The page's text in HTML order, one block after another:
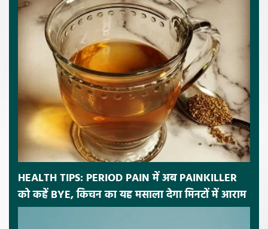
HEALTH TIPS: PERIOD PAIN में अब PAINKILLER
को कहें BYE, किचन का यह मसाला देगा मिनटों में आराम